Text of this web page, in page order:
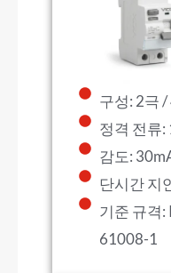
구성: 2극 /
정격 전류
감도:
단시간 지
기준 규격:
61008-1